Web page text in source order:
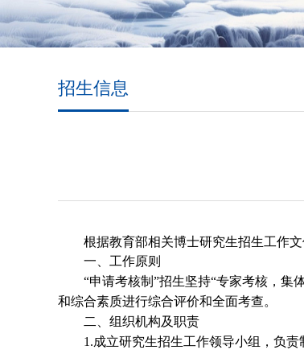
招生信息
根据教育部相关博士研究生招生工作
一、工作原则
“申请考核制”招生坚持“专家考核，集
和综合素质进行综合评价和全面考查。
二
、组织机构及职责
1.成立研究生招生工作领导小组，负